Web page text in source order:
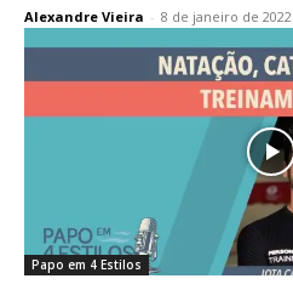
Alexandre Vieira - 8 de janeiro de 2022
Papo em 4 Estilos